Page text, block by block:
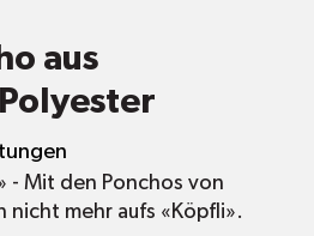
aus
- Mit den Ponchos von
nicht mehr aufs «Köpfli».